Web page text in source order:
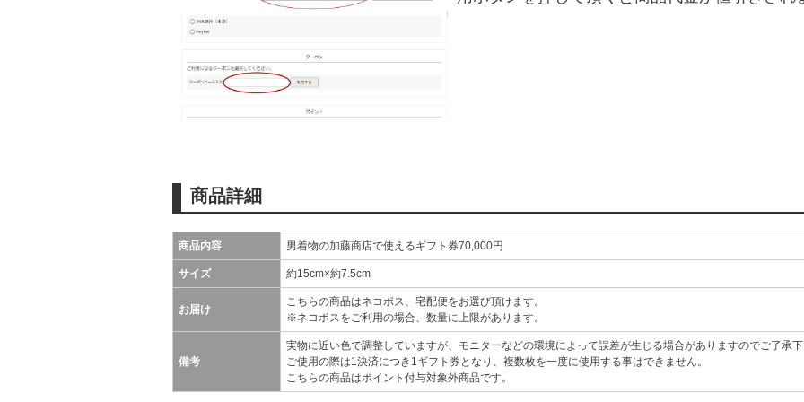
商品詳細
商品内容 男着物の加藤商店で使えるギフト券70,000円
サイズ 約15cm×約7.5cm
お届け
こちらの商品はネコポス、宅配便をお選び頂けます。
※ネコポスをご利用の場合、数量に上限があります。
備考
実物に近い色で調整していますが、モニターなどの環境によって誤差が生じる場合がありますのでご了承
ご使用の際は1決済につき1ギフト券となり、複数枚を一度に使用する事はできません。
こちらの商品はポイント付与対象外商品です。